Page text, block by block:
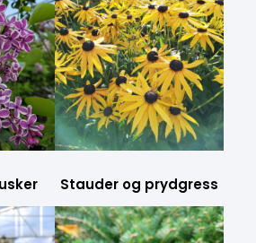
Stauder og prydgress